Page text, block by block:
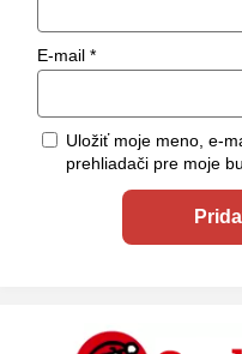
E-mail *
Uložiť moje meno, e-
prehliadači pre moje